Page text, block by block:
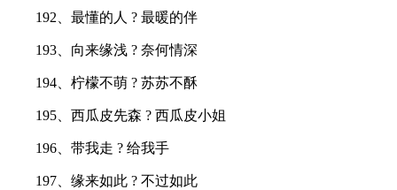
192、最懂的人 ? 最暖的伴
193、向来缘浅 ? 奈何情深
194、柠檬不萌 ? 苏苏不酥
195、西瓜皮先森 ? 西瓜皮小姐
196、带我走 ? 给我手
197、缘来如此 ? 不过如此